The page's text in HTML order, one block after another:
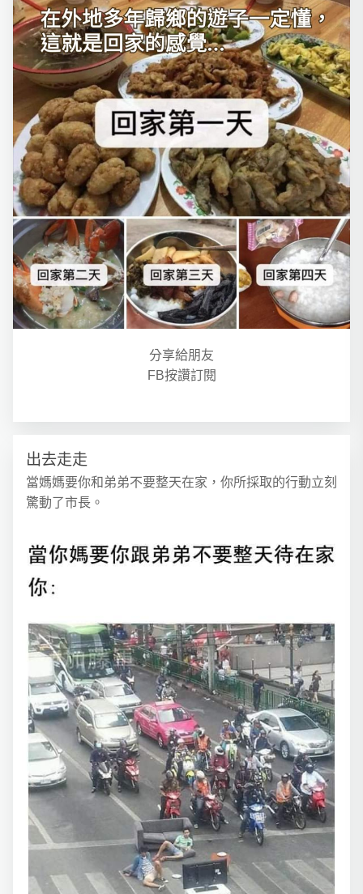
分享給朋友
FB按讚訂閱
出去走走
當媽媽要你和弟弟不要整天在家，你所採取的行動立刻
驚動了市長。